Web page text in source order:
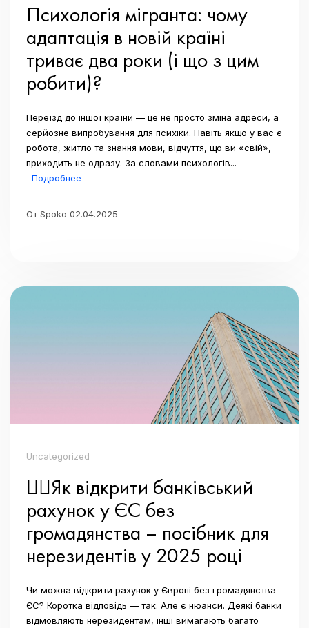
Психологія мігранта: чому
адаптація в новій країні
триває два роки (і що з цим
робити)?
Переїзд до іншої країни — це не просто зміна адреси, а
серйозне випробування для психіки. Навіть якщо у вас є
робота, житло та знання мови, відчуття, що ви «свій»,
приходить не одразу. За словами психологів...
Подробнее
От Spoko 02.04.2025
Uncategorized
👉🏼Як відкрити банківський
рахунок у ЄС без
громадянства – посібник для
нерезидентів у 2025 році
Чи можна відкрити рахунок у Європі без громадянства
ЄС? Коротка відповідь — так. Але є нюанси. Деякі банки
відмовляють нерезидентам, інші вимагають багато